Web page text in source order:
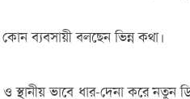
ব্যবসায়ী বলছেন ভিন্ন কথা।
ভাবে ধার-দেনা করে নতুন